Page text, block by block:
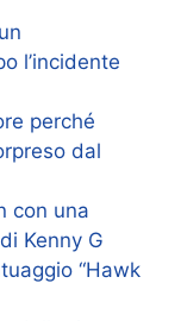
l’incidente
perché
dal
con una
Kenny G
“Hawk